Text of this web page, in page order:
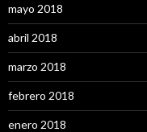
mayo 2018
abril 2018
marzo 2018
febrero 2018
enero 2018